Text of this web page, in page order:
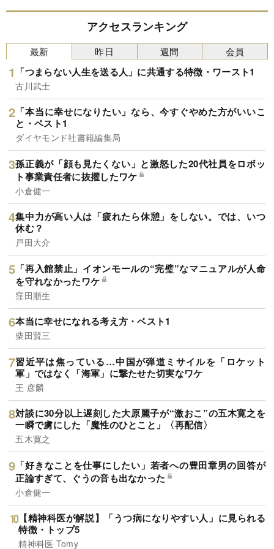
アクセスランキング
最新
「つまらない人生を送る人」に共通する特徴・ワースト1
古川武士
「本当に幸せになりたい」なら、今すぐやめた方がいいこ
と・ベスト1
ダイヤモンド社書籍編集局
孫正義が「顔も見たくない」と激怒した20代社員をロボッ
ト事業責任者に抜擢したワケ
小倉健一
集中力が高い人は「疲れたら休憩」をしない。では、いつ
休む？
戸田大介
「再入館禁止」イオンモールの“完璧”なマニュアルが人命
を守れなかったワケ
窪田順生
本当に幸せになれる考え方・ベスト1
柴田賢三
習近平は焦っている…中国が弾道ミサイルを「ロケット
軍」ではなく「海軍」に撃たせた切実なワケ
王 彦麟
対談に30分以上遅刻した大原麗子が“激おこ”の五木寛之を
一瞬で虜にした「魔性のひとこと」〈再配信〉
五木寛之
「好きなことを仕事にしたい」若者への豊田章男の回答が
正論すぎて、ぐうの音も出なかった
小倉健一
【精神科医が解説】「うつ病になりやすい人」に見られる
特徴・トップ5
精神科医 Tomy
昨日 週間 会員